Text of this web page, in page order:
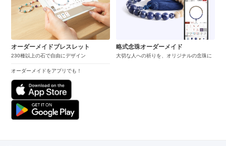
オーダーメイドブレスレット
230種以上の石で自由にデザイン
オーダーメイドをアプリでも！
略式念珠オーダーメイド
大切な人への祈りを、オリジナルの念珠に